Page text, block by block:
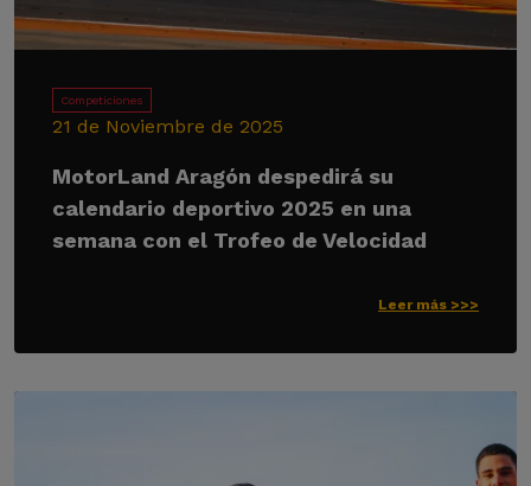
Competiciones
21 de Noviembre de 2025
MotorLand Aragón despedirá su
calendario deportivo 2025 en una
semana con el Trofeo de Velocidad
Leer más >>>